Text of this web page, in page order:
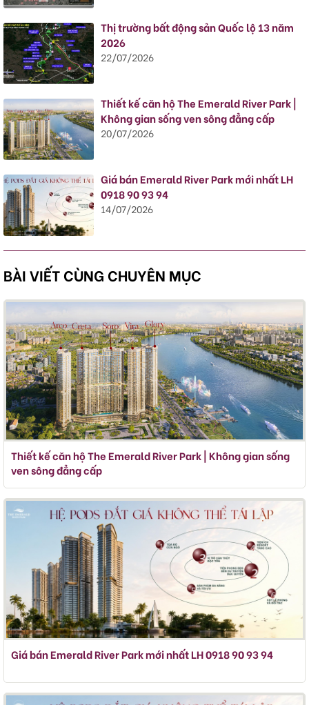
Thị trường bất động sản Quốc lộ 13 năm
2026
22/07/2026
Thiết kế căn hộ The Emerald River Park |
Không gian sống ven sông đẳng cấp
20/07/2026
Giá bán Emerald River Park mới nhất LH
0918 90 93 94
14/07/2026
BÀI VIẾT CÙNG CHUYÊN MỤC
Thiết kế căn hộ The Emerald River Park | Không gian sống
ven sông đẳng cấp
Giá bán Emerald River Park mới nhất LH 0918 90 93 94